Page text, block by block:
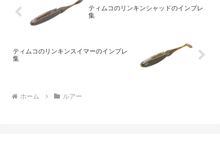
ティムコのリンキンシャッドのインプレ
集
ティムコのリンキンスイマーのインプレ
集
ホーム ルアー